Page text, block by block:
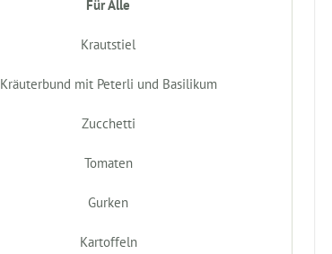
Für Alle
Krautstiel
Kräuterbund mit Peterli und Basilikum
Zucchetti
Tomaten
Gurken
Kartoffeln